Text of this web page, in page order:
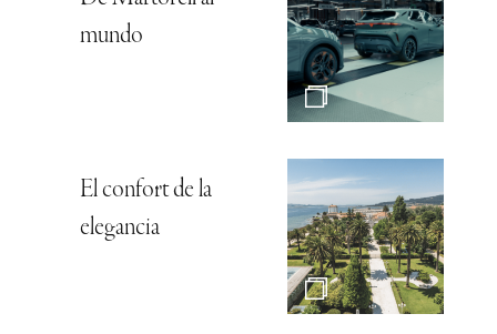
mundo
El confort de la
elegancia